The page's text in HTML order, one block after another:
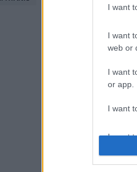
I want
I want
web or
I want
or app.
I want
I want